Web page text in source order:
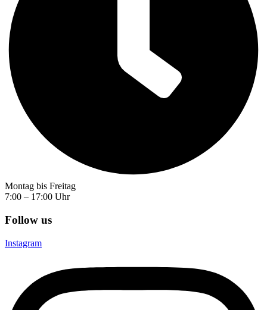
Montag bis Freitag
7:00 – 17:00 Uhr
Follow us
Instagram